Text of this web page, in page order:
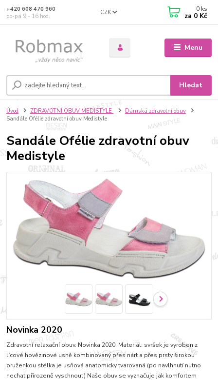
Menu
CZK
Hledat
+420 608 470 960
po-pá 9 - 16 hod.
0 ks
za 0 Kč
Úvod ZDRAVOTNÍ OBUV MEDISTYLE
Dámská zdravotní obuv
Sandále Ofélie zdravotní obuv Medistyle
Sandále Ofélie zdravotní obuv
Medistyle
Novinka 2020
Zdravotní relaxační obuv. Novinka 2020. Materiál: svršek je vyroben z
lícové hovězinové usně kombinovaný přes nárt a přes prsty širokou
pruženkou stélka je usňová anatomicky tvarovaná (po navlhnutí nutno
nechat přirozeně vyschnout) Naše obuv se vyznačuje jak komfortem